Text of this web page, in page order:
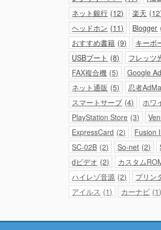
ネット銀行 12 楽天 12
ヘッドホン 11 Blogger
おすすめ書籍 9 キーボ
USBブート
8 フレッツ
FAX複合機 5 Google
ネット通販
5 忍者
スマートサーブ 4 ホワ
PlayStation Store 3
ExpressCard 2 Fusion
SC-02B 2 So-net 2
dビデオ 2 カスタム
ハイレゾ音源 2 プリン
アイルス
1 カーナビ 1